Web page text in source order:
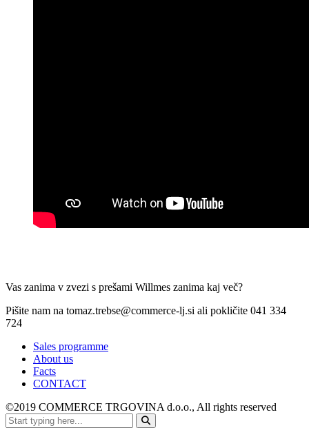
Vas zanima v zvezi s prešami Willmes zanima kaj več?
Pišite nam na tomaz.trebse@commerce-lj.si ali pokličite 041 334
724
Sales programme
About us
Facts
CONTACT
©2019 COMMERCE TRGOVINA d.o.o., All rights reserved